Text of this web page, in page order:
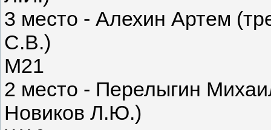
3 место - Алехин Артем
С.В.)
М21
2 место - Перелыгин
Новиков Л.Ю.)